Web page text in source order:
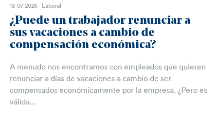
13-07-2026 · Laboral
¿Puede un trabajador renunciar a
sus vacaciones a cambio de
compensación económica?
A menudo nos encontramos con empleados que quieren
renunciar a días de vacaciones a cambio de ser
compensados económicamente por la empresa. ¿Pero es
válida...